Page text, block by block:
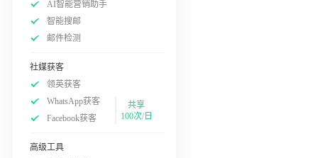
AI智能营销助手
智能搜邮
邮件检测
社媒获客
领英获客
WhatsApp获客
Facebook获客
共享
100次/日
高级工具